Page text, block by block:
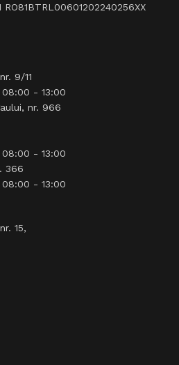
9/11
- 13:00
nr. 966
- 13:00
366
- 13:00
15,